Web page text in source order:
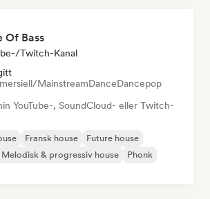
Of Bass
Twitch-Kanal
MainstreamDanceDancepop
YouTube-, SoundCloud- eller Twitch-
Fransk house
Future house
Melodisk & progressiv house
Phonk